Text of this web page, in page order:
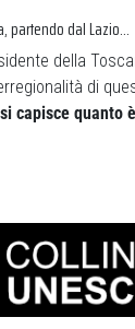
partendo dal Lazio…
della
di
capisce quanto